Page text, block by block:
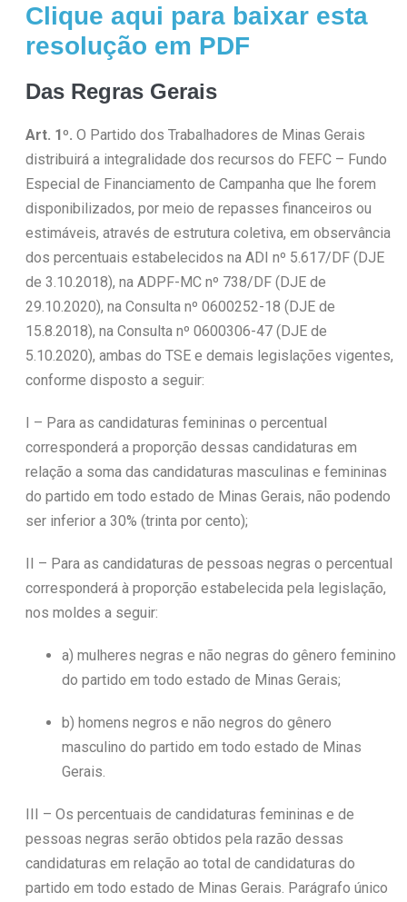
Clique aqui para baixar esta
resolução em PDF
Das Regras Gerais
Art. 1º. O Partido dos Trabalhadores de Minas Gerais
distribuirá a integralidade dos recursos do FEFC – Fundo
Especial de Financiamento de Campanha que lhe forem
disponibilizados, por meio de repasses financeiros ou
estimáveis, através de estrutura coletiva, em observância
dos percentuais estabelecidos na ADI nº 5.617/DF (DJE
de 3.10.2018), na ADPF-MC nº 738/DF (DJE de
29.10.2020), na Consulta nº 0600252-18 (DJE de
15.8.2018), na Consulta nº 0600306-47 (DJE de
5.10.2020), ambas do TSE e demais legislações vigentes,
conforme disposto a seguir:
I – Para as candidaturas femininas o percentual
corresponderá a proporção dessas candidaturas em
relação a soma das candidaturas masculinas e femininas
do partido em todo estado de Minas Gerais, não podendo
ser inferior a 30% (trinta por cento);
II – Para as candidaturas de pessoas negras o percentual
corresponderá à proporção estabelecida pela legislação,
nos moldes a seguir:
a) mulheres negras e não negras do gênero feminino
do partido em todo estado de Minas Gerais;
b) homens negros e não negros do gênero
masculino do partido em todo estado de Minas
Gerais.
III – Os percentuais de candidaturas femininas e de
pessoas negras serão obtidos pela razão dessas
candidaturas em relação ao total de candidaturas do
partido em todo estado de Minas Gerais. Parágrafo único